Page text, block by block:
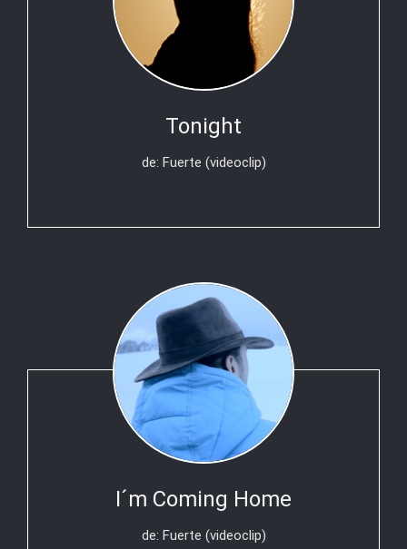
Tonight
de: Fuerte (videoclip)
I´m Coming Home
de: Fuerte (videoclip)